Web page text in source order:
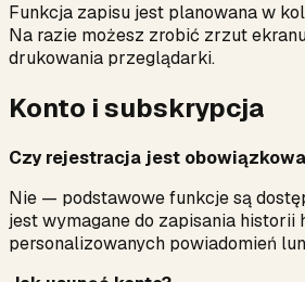
Funkcja zapisu jest planowana w
Na razie możesz zrobić zrzut
drukowania przeglądarki.
Konto i subskrypcja
Czy rejestracja jest
Nie — podstawowe funkcje są
jest wymagane do zapisania historii
personalizowanych powiadomień